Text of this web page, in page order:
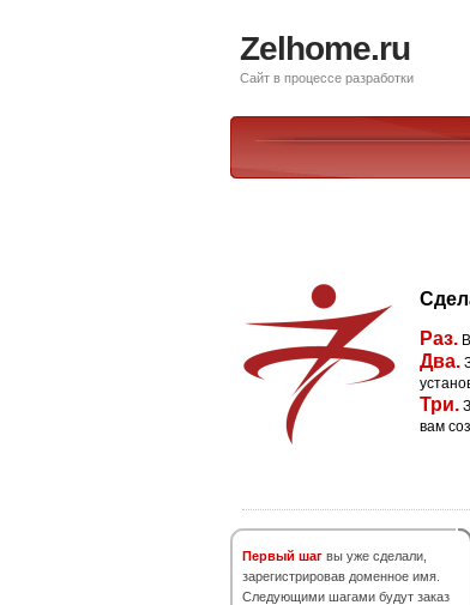
Zelhome.ru
Сайт в процессе разработки
Раз.
Два.
Три.
вам
Первый шаг вы уже сделали,
зарегистрировав доменное имя.
Следующими шагами будут заказ